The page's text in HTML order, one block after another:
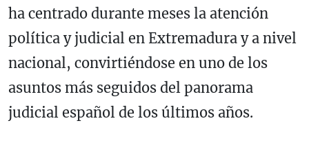
ha centrado durante meses la atención
política y judicial en Extremadura y a nivel
nacional, convirtiéndose en uno de los
asuntos más seguidos del panorama
judicial español de los últimos años.